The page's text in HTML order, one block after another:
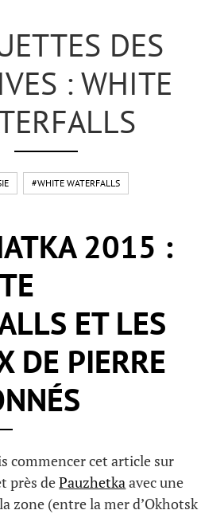
DES
: WHITE
#WHITE WATERFALLS
2015 :
ET LES
DE PIERRE
commencer cet article sur
près dePauzhetkaavec une
zone (entre la mer d’Okhotsk